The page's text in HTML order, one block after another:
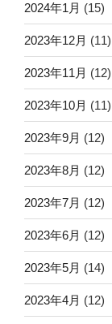
2024年1月 (15)
2023年12月 (11)
2023年11月 (12)
2023年10月 (11)
2023年9月 (12)
2023年8月 (12)
2023年7月 (12)
2023年6月 (12)
2023年5月 (14)
2023年4月 (12)